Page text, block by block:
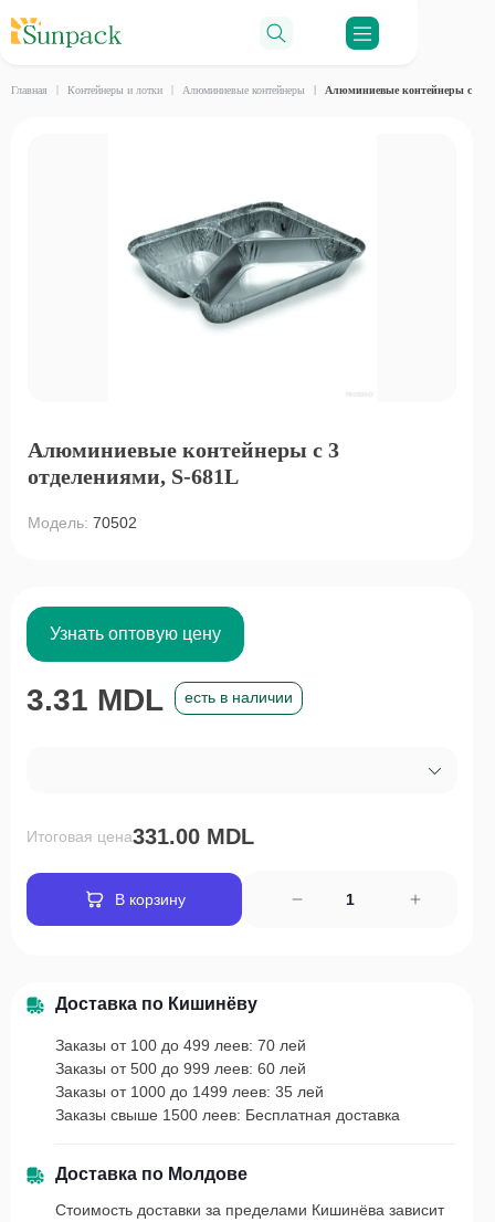
Главная Контейнеры и лотки Алюминиевые контейнеры Алюминиевые контейнеры с 3
Алюминиевые контейнеры с 3
отделениями, S-681L
Модель: 70502
Узнать оптовую цену
3.31 MDL есть в наличии
Итоговая цена331.00 MDL
В корзину
Доставка по Кишинёву
Заказы от 100 до 499 леев: 70 лей
Заказы от 500 до 999 леев: 60 лей
Заказы от 1000 до 1499 леев: 35 лей
Заказы свыше 1500 леев: Бесплатная доставка
Доставка по Молдове
Стоимость доставки за пределами Кишинёва зависит